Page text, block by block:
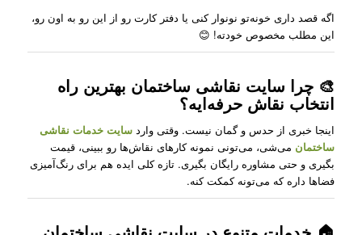
اگه قصد داری خونه‌تو نونوار کنی یا دفتر کارت رو از این رو به اون رو،
این مطلب مخصوص خودته! 😊
🎨 چرا سایت نقاشی ساختمان بهترین راه
انتخاب نقاش حرفه‌ایه؟
اینجا خبری از حدس و گمان نیست. وقتی وارد سایت خدمات نقاشی
ساختمان می‌شی، می‌تونی نمونه کارهای نقاش‌ها رو ببینی، قیمت
بگیری و حتی مشاوره رایگان بگیری. تازه کلی ایده هم برای رنگ‌آمیزی
فضاها داره که می‌تونه کمکت کنه.